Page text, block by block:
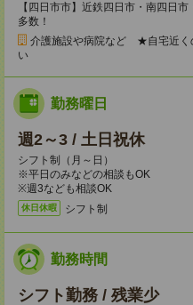
【四日市市】近鉄四日市・南四日
多数！
介護施設や病院など ★自宅近く
い
勤務曜日
週2～3 / 土日祝休
シフト制（月～日）
※平日のみなどの相談もOK
※週3なども相談OK
休日休暇 シフト制
勤務時間
シフト勤務 / 残業少